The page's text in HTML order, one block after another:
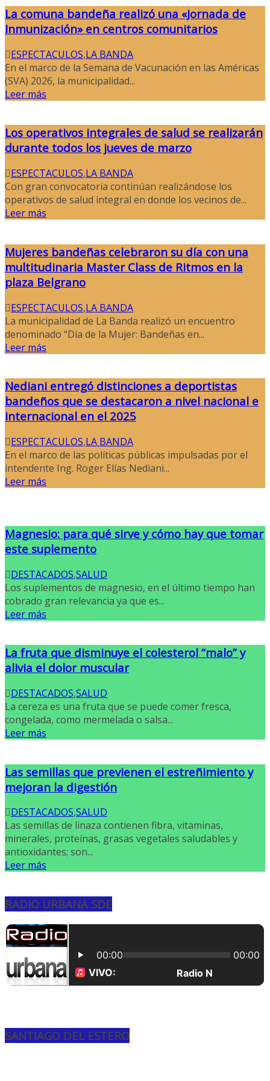
La comuna bandeña realizó una «Jornada de
Inmunización» en centros comunitarios
ESPECTACULOS,LA BANDA
En el marco de la Semana de Vacunación en las Américas
(SVA) 2026, la municipalidad...
Leer más
Los operativos integrales de salud se realizarán
durante todos los jueves de marzo
ESPECTACULOS,LA BANDA
Con gran convocatoria continúan realizándose los
operativos de salud integral en donde los vecinos de...
Leer más
Mujeres bandeñas celebraron su día con una
multitudinaria Master Class de Ritmos en la
plaza Belgrano
ESPECTACULOS,LA BANDA
La municipalidad de La Banda realizó un encuentro
denominado “Día de la Mujer: Bandeñas en...
Leer más
Nediani entregó distinciones a deportistas
bandeños que se destacaron a nivel nacional e
internacional en el 2025
ESPECTACULOS,LA BANDA
En el marco de las políticas públicas impulsadas por el
intendente Ing. Roger Elías Nediani...
Leer más
Magnesio: para qué sirve y cómo hay que tomar
este suplemento
DESTACADOS,SALUD
Los suplementos de magnesio, en el último tiempo han
cobrado gran relevancia ya que es...
Leer más
La fruta que disminuye el colesterol “malo” y
alivia el dolor muscular
DESTACADOS,SALUD
La cereza es una fruta que se puede comer fresca,
congelada, como mermelada o salsa...
Leer más
Las semillas que previenen el estreñimiento y
mejoran la digestión
DESTACADOS,SALUD
Las semillas de linaza contienen fibra, vitaminas,
minerales, proteínas, grasas vegetales saludables y
antioxidantes; son...
Leer más
RADIO URBANA SDE
SANTIAGO DEL ESTERO